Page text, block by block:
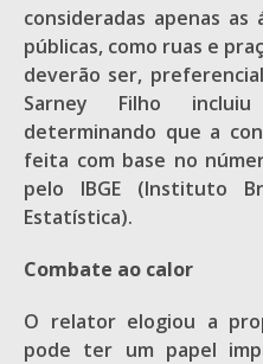
consideradas apenas
públicas, como ruas e
deverão ser,
Sarney Filho
determinando que a
feita com base no
pelo IBGE (Instituto
Estatística).
Combate ao calor
O relator elogiou a
pode ter um papel